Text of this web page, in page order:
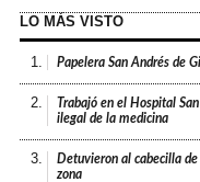
LO MÁS VISTO
1. Papelera San Andrés de
2.
Trabajó en el Hospital
ilegal de la medicina
3.
Detuvieron al cabecilla de
zona